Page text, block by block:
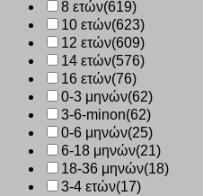
8 ετών(619)
10 ετών(623)
12 ετών(609)
14 ετών(576)
16 ετών(76)
0-3 μηνών(62)
3-6-minon(62)
0-6 μηνών(25)
6-18 μηνών(21)
18-36 μηνών(18)
3-4 ετών(17)